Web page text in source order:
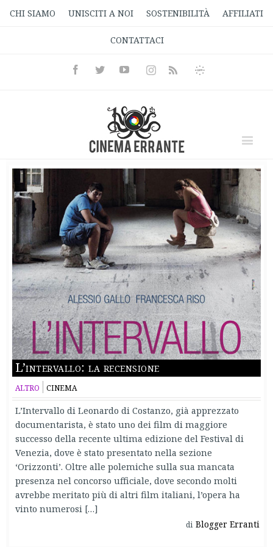
CHI SIAMO UNISCITI A NOI SOSTENIBILITÀ AFFILIATI
CONTATTACI
FacebookTwitterYoutubeInstagramRss
Informativa
L’intervallo: la recensione
ALTRO CINEMA
L’Intervallo di Leonardo di Costanzo, già apprezzato
documentarista, è stato uno dei film di maggiore
successo della recente ultima edizione del Festival di
Venezia, dove è stato presentato nella sezione
‘Orizzonti’. Oltre alle polemiche sulla sua mancata
presenza nel concorso ufficiale, dove secondo molti
avrebbe meritato più di altri film italiani, l’opera ha
vinto numerosi […]
di Blogger Erranti